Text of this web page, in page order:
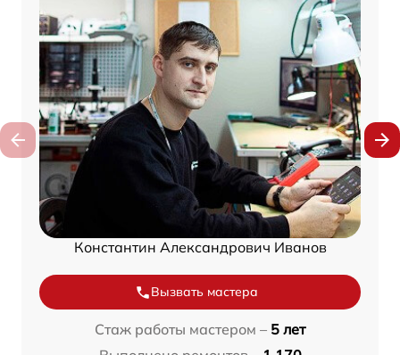
Константин Александрович Иванов
Вызвать мастера
Стаж работы мастером – 5 лет